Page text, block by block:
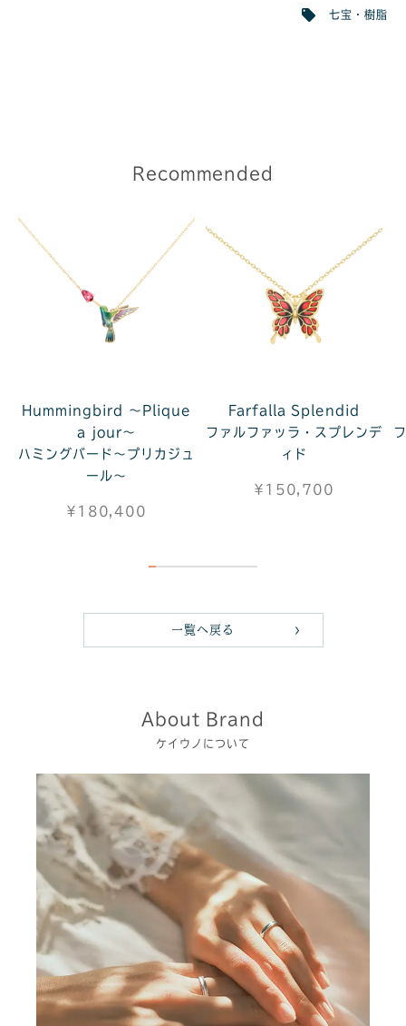
七宝・樹脂
Recommended
Hummingbird ～Plique
a jour～
ハミングバード～プリカジュ
ール～
¥180,400
Farfalla Splendid
ファルファッラ・スプレンデ
ィド
¥150,700
一覧へ戻る
About Brand
ケイウノについて